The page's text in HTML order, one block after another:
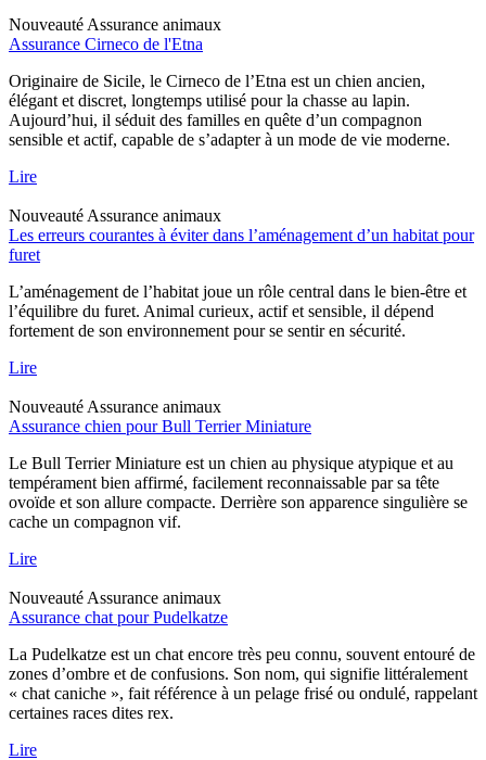
Nouveauté Assurance animaux
Assurance Cirneco de l'Etna
Originaire de Sicile, le Cirneco de l’Etna est un chien ancien,
élégant et discret, longtemps utilisé pour la chasse au lapin.
Aujourd’hui, il séduit des familles en quête d’un compagnon
sensible et actif, capable de s’adapter à un mode de vie moderne.
Lire
Nouveauté Assurance animaux
Les erreurs courantes à éviter dans l’aménagement d’un habitat pour
furet
L’aménagement de l’habitat joue un rôle central dans le bien-être et
l’équilibre du furet. Animal curieux, actif et sensible, il dépend
fortement de son environnement pour se sentir en sécurité.
Lire
Nouveauté Assurance animaux
Assurance chien pour Bull Terrier Miniature
Le Bull Terrier Miniature est un chien au physique atypique et au
tempérament bien affirmé, facilement reconnaissable par sa tête
ovoïde et son allure compacte. Derrière son apparence singulière se
cache un compagnon vif.
Lire
Nouveauté Assurance animaux
Assurance chat pour Pudelkatze
La Pudelkatze est un chat encore très peu connu, souvent entouré de
zones d’ombre et de confusions. Son nom, qui signifie littéralement
« chat caniche », fait référence à un pelage frisé ou ondulé, rappelant
certaines races dites rex.
Lire